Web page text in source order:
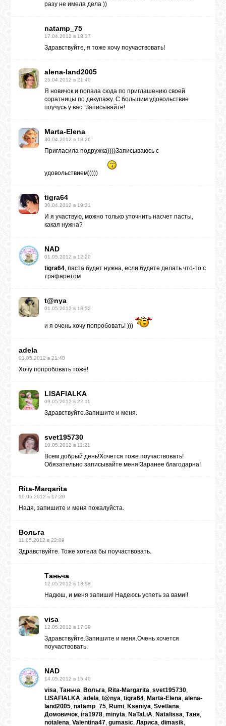
разу не имела дела ))
natamp_75
17.04.2012 в 18:37
Здравствуйте, я тоже хочу поучаствовать!
alena-land2005
25.04.2012 в 21:40
Я новичок и попала сюда по приглашению своей
соратницы по декупажу. С большим удовольствие
поучусь у вас. Записывайте!
Marta-Elena
30.04.2012 в 18:26
Пригласила подружка))))Записываюсь с
удовольствием)))))
tigra64
30.04.2012 в 19:31
И я участвую, можно только уточнить насчет пасты,
какая нужна?
NAD
01.05.2012 в 12:20
tigra64, паста будет нужна, если будете делать что-то с
трафаретом
t@nya
01.05.2012 в 18:52
и я очень хочу попробовать! )))
adela
01.05.2012 в 21:48
Хочу попробовать тоже!
LISAFIALKA
09.05.2012 в 22:11
Здравствуйте.Запишите и меня.
svet195730
10.05.2012 в 11:21
Всем добрый день!Хочется тоже поучаствовать!
Обязательно записывайте меня!Заранее благодарна!
Rita-Margarita
10.05.2012 в 17:20
Надя, запишите и меня пожалуйста.
Вольга
11.05.2012 в 22:09
Здравствуйте. Тоже хотела бы поучаствовать.
Таньча
12.05.2012 в 13:58
Надюш, и меня запиши! Надеюсь успеть за вами!!
visa
12.05.2012 в 17:39
Здравствуйте.Запишите и меня.Очень хочется
поучаствовать.
NAD
14.05.2012 в 15:40
visa, Таньча, Вольга, Rita-Margarita, svet195730,
LISAFIALKA, adela, t@nya, tigra64, Marta-Elena, alena-
land2005, natamp_75, Rumi, Kseniya, Svetlana,
Домовичок, ira1978, minyta, NaTaLiA, Natalissa, Таня,
notalena, Valentina47, gumasic, Лариса, dimasik,